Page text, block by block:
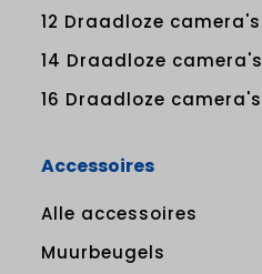
12 Draadloze camera's
14 Draadloze camera's
16 Draadloze camera's
Accessoires
Alle accessoires
Muurbeugels